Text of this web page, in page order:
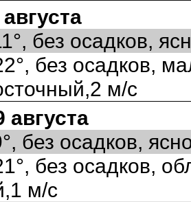
без осадков,
без осадков,
м/с
августа
без осадков,
без осадков,
м/с